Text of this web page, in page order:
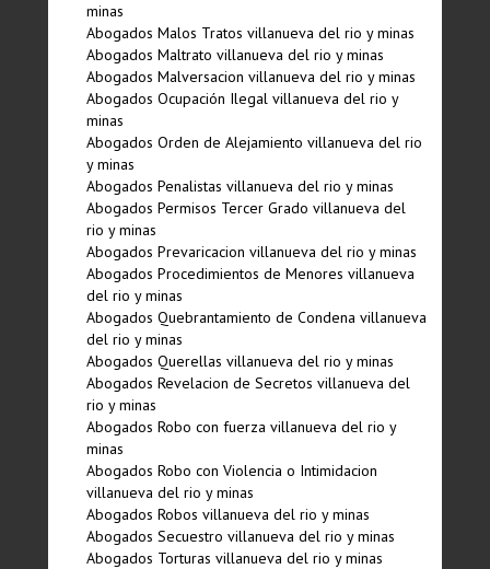
minas
Abogados Malos Tratos villanueva del rio y minas
Abogados Maltrato villanueva del rio y minas
Abogados Malversacion villanueva del rio y minas
Abogados Ocupación Ilegal villanueva del rio y
minas
Abogados Orden de Alejamiento villanueva del rio
y minas
Abogados Penalistas villanueva del rio y minas
Abogados Permisos Tercer Grado villanueva del
rio y minas
Abogados Prevaricacion villanueva del rio y minas
Abogados Procedimientos de Menores villanueva
del rio y minas
Abogados Quebrantamiento de Condena villanueva
del rio y minas
Abogados Querellas villanueva del rio y minas
Abogados Revelacion de Secretos villanueva del
rio y minas
Abogados Robo con fuerza villanueva del rio y
minas
Abogados Robo con Violencia o Intimidacion
villanueva del rio y minas
Abogados Robos villanueva del rio y minas
Abogados Secuestro villanueva del rio y minas
Abogados Torturas villanueva del rio y minas